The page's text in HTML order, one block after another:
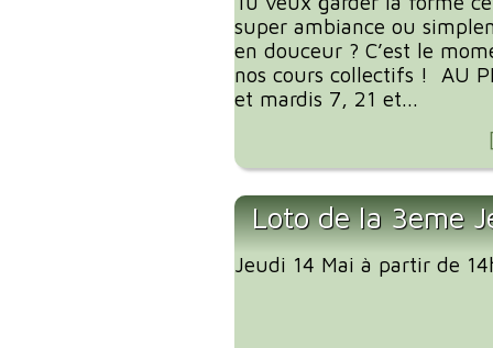
super ambiance ou
en douceur ? C’est le
nos cours collectifs ! AU
et mardis 7, 21 et...
Loto de la 3eme
Jeudi 14 Mai à partir de